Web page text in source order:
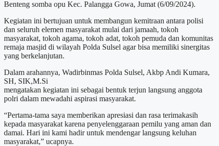
Benteng somba opu Kec. Palangga Gowa, Jumat (6/09/2024).
Kegiatan ini bertujuan untuk membangun kemitraan antara polisi
dan seluruh elemen masyarakat mulai dari jamaah, tokoh
masyarakat, tokoh agama, tokoh adat, tokoh pemuda dan komunitas
remaja masjid di wilayah Polda Sulsel agar bisa memiliki sinergitas
yang berkelanjutan.
Dalam arahannya, Wadirbinmas Polda Sulsel, Akbp Andi Kumara,
SH, SIK,M.Si
mengatakan kegiatan ini sebagai bentuk terjun langsung anggota
polri dalam mewadahi aspirasi masyarakat.
“Pertama-tama saya memberikan apresiasi dan rasa terimakasih
kepada masyarakat karena penyelenggaraan pemilu yang aman dan
damai. Hari ini kami hadir untuk mendengar langsung keluhan
masyarakat,” ucapnya.